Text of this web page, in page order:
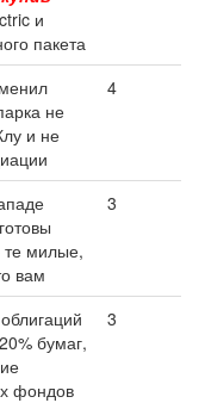
и
пакета
не
и не
4
те милые,
вам
3
20% бумаг,
фондов
3